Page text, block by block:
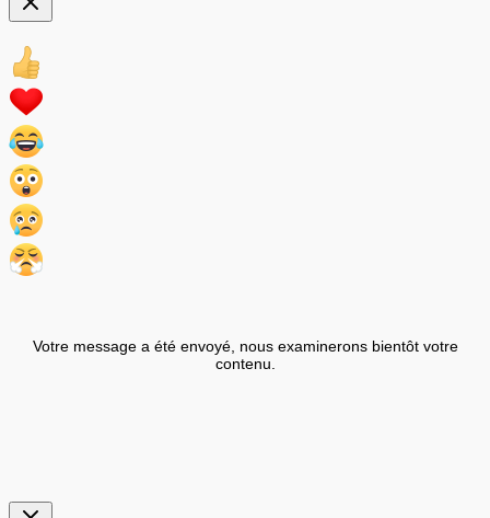
Votre message a été envoyé, nous examinerons bientôt votre
contenu.